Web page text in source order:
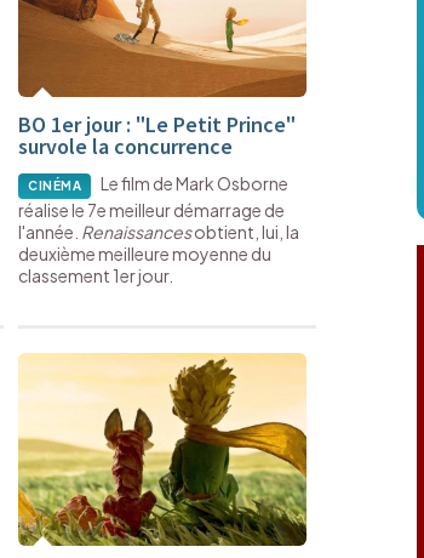
BO 1er jour : "Le Petit Prince"
survole la concurrence
CINÉMA
Le film de Mark Osborne
réalise le 7e meilleur démarrage de
l'année. Renaissancesobtient, lui, la
deuxième meilleure moyenne du
classement 1er jour.